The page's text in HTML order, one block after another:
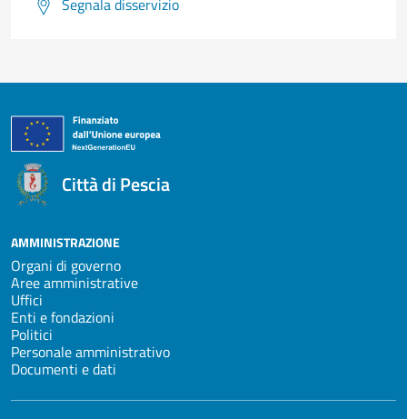
Segnala disservizio
Città di Pescia
AMMINISTRAZIONE
Organi di governo
Aree amministrative
Uffici
Enti e fondazioni
Politici
Personale amministrativo
Documenti e dati